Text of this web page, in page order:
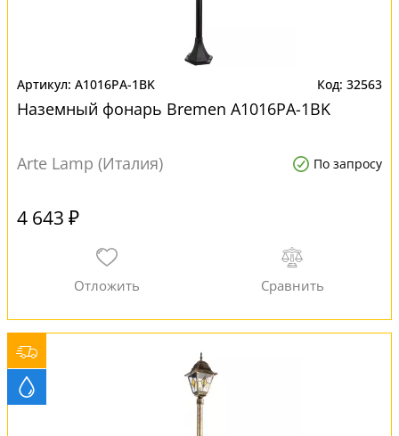
A1016PA-1BK 32563
Наземный фонарь Bremen A1016PA-1BK
Arte Lamp (Италия) По запросу
4 643 ₽